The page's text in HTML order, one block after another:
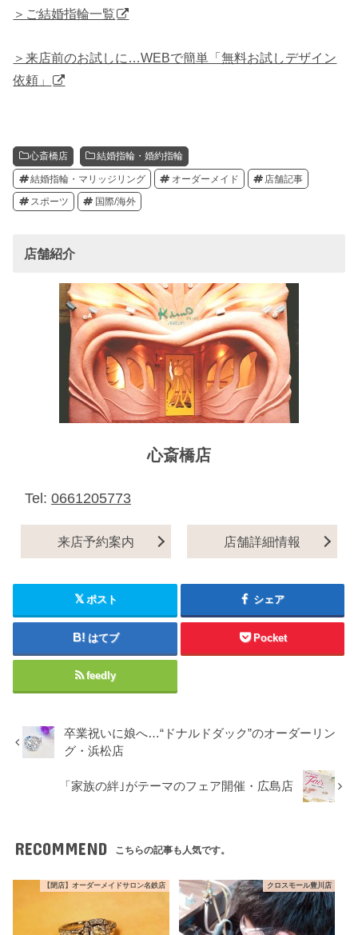
＞ご結婚指輪一覧
＞来店前のお試しに…WEBで簡単「無料お試しデザイン
依頼」
心斎橋店 結婚指輪・婚約指輪
結婚指輪・マリッジリング オーダーメイド 店舗記事
スポーツ 国際/海外
店舗紹介
心斎橋店
Tel: 0661205773
来店予約案内 店舗詳細情報
ポスト シェア
はてブ Pocket
feedly
卒業祝いに娘へ…“ドナルドダック”のオーダーリン
グ・浜松店
「家族の絆｣がテーマのフェア開催・広島店
RECOMMEND こちらの記事も人気です。
【閉店】オーダーメイドサロン名鉄店 クロスモール豊川店